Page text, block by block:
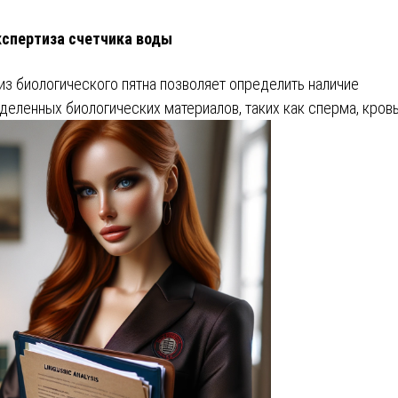
счетчика воды
биологического пятна позволяет определить наличие
биологических материалов, таких как сперма,